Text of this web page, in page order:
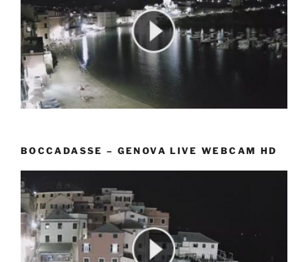
BOCCADASSE – GENOVA LIVE WEBCAM HD